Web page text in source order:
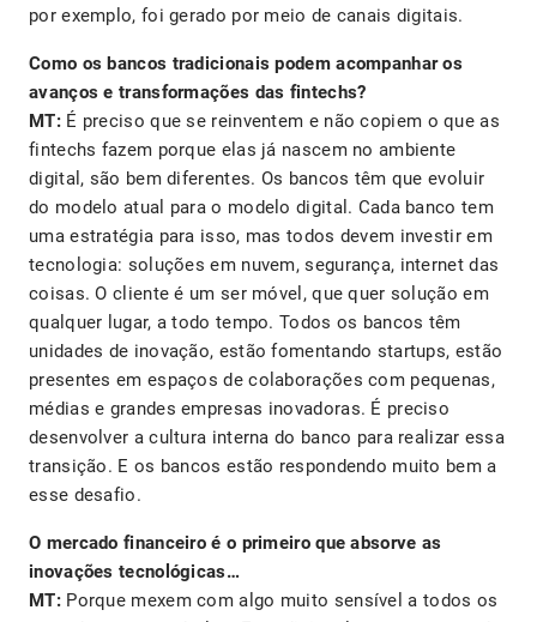
por exemplo, foi gerado por meio de canais digitais.
Como os bancos tradicionais podem acompanhar os
avanços e transformações das fintechs?
MT:É preciso que se reinventem e não copiem o que as
fintechs fazem porque elas já nascem no ambiente
digital, são bem diferentes. Os bancos têm que evoluir
do modelo atual para o modelo digital. Cada banco tem
uma estratégia para isso, mas todos devem investir em
tecnologia: soluções em nuvem, segurança, internet das
coisas. O cliente é um ser móvel, que quer solução em
qualquer lugar, a todo tempo. Todos os bancos têm
unidades de inovação, estão fomentando startups, estão
presentes em espaços de colaborações com pequenas,
médias e grandes empresas inovadoras. É preciso
desenvolver a cultura interna do banco para realizar essa
transição. E os bancos estão respondendo muito bem a
esse desafio.
O mercado financeiro é o primeiro que absorve as
inovações tecnológicas…
MT:Porque mexem com algo muito sensível a todos os